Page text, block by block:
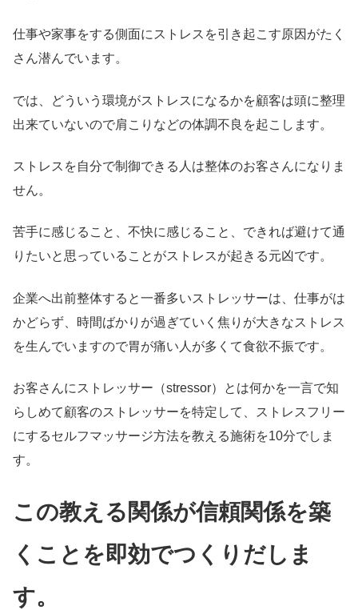
仕事や家事をする側面にストレスを引き起こす原因がたく
さん潜んでいます。
では、どういう環境がストレスになるかを顧客は頭に整理
出来ていないので肩こりなどの体調不良を起こします。
ストレスを自分で制御できる人は整体のお客さんになりま
せん。
苦手に感じること、不快に感じること、できれば避けて通
りたいと思っていることがストレスが起きる元凶です。
企業へ出前整体すると一番多いストレッサーは、仕事がは
かどらず、時間ばかりが過ぎていく焦りが大きなストレス
を生んでいますので胃が痛い人が多くて食欲不振です。
お客さんにストレッサー（stressor）とは何かを一言で知
らしめて顧客のストレッサーを特定して、ストレスフリー
にするセルフマッサージ方法を教える施術を10分でしま
す。
この教える関係が信頼関係を築
くことを即効でつくりだしま
す。